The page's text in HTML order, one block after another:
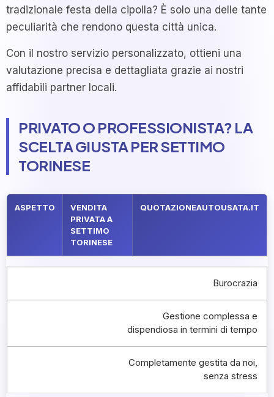
tradizionale festa della cipolla? È solo una delle tante
peculiarità che rendono questa città unica.
Con il nostro servizio personalizzato, ottieni una
valutazione precisa e dettagliata grazie ai nostri
affidabili partner locali.
PRIVATO O PROFESSIONISTA? LA
SCELTA GIUSTA PER SETTIMO
TORINESE
ASPETTO
VENDITA
PRIVATA A
SETTIMO
TORINESE
QUOTAZIONEAUTOUSATA.IT
Burocrazia
Gestione complessa e
dispendiosa in termini di tempo
Completamente gestita da noi,
senza stress